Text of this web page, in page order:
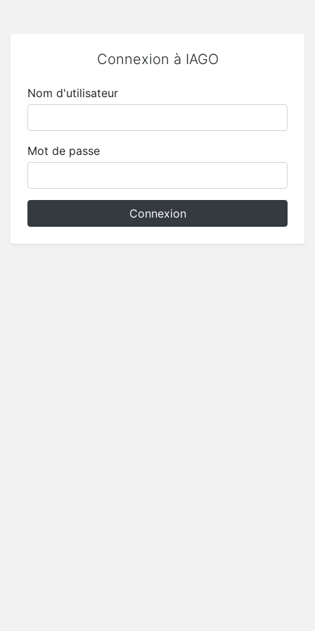
Connexion à IAGO
Nom d'utilisateur
Mot de passe
Connexion